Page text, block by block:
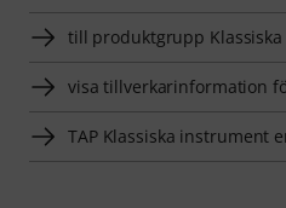
till produktgrupp
visa tillverkarinformation
TAP Klassiska instrument